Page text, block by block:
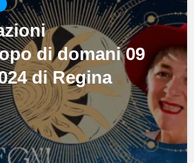
di domani 09
di Regina